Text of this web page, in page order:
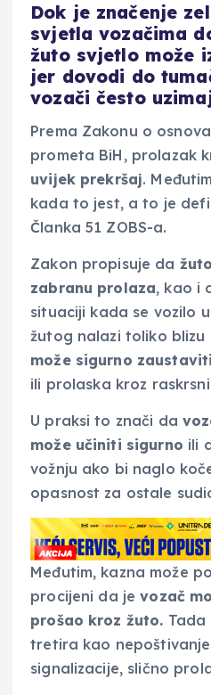
Dok je značenje
svjetla vozačima
žuto svjetlo može
jer dovodi do
vozači često
Prema Zakonu o
prometa BiH, prolazak
uvijek prekršaj.
kada to jest, a to je
Članka 51 ZOBS-a.
Zakon propisuje da
zabranu prolaza, kao i
situaciji kada se vozilo
žutog nalazi toliko blizu
može sigurno
ili prolaska kroz
U praksi to znači da
može učiniti sigurno ili
vožnju ako bi naglo
opasnost za ostale
Međutim, kazna može
procijeni da jevozač
prošao kroz žuto. Tada
tretira kao
signalizacije, slično